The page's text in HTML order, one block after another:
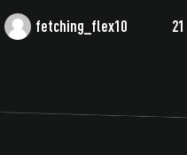
fetching_flex10 21